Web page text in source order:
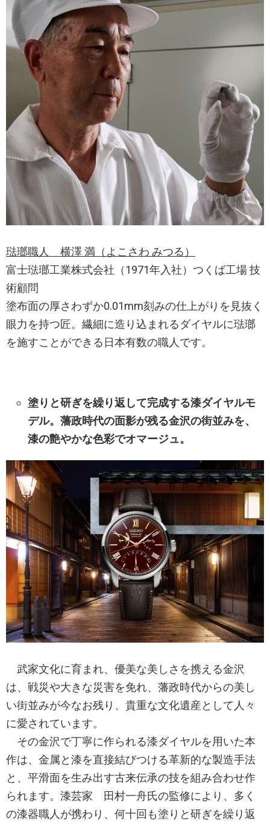
琺瑯職人 横澤 満（よこさわ みつる）
富士琺瑯工業株式会社（1971年入社）つくば工場 技
術顧問
塗布面の厚さわずか0.01mm刻みの仕上がりを見抜く
眼力を持つ匠。繊細に造り込まれるダイヤルに琺瑯
を施すことができる日本有数の職人です。
塗りと研ぎを繰り返して完成する漆ダイヤルモ
デル。藩政時代の面影が残る金沢の街並みを、
漆の艶やかな色彩でオマージュ。
武家文化に育まれ、優美な美しさを携える金沢
は、戦災や大きな災害を免れ、藩政時代からの美し
い街並みが今なお残り、貴重な文化遺産として人々
に愛されています。
その金沢で丁寧に作られる漆ダイヤルを用いた本
作は、金属と漆を直接結びつける革新的な製造手法
と、平滑面を生み出す古来伝承の技を組み合わせ作
られます。漆芸家 田村一舟氏の監修により、多く
の漆器職人が携わり、何十回も塗りと研ぎを繰り返